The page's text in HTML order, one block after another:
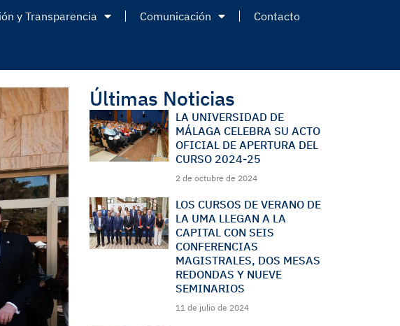
y Transparencia Comunicación Contacto
Últimas Noticias
LA UNIVERSIDAD DE
MÁLAGA CELEBRA SU ACTO
OFICIAL DE APERTURA DEL
CURSO 2024-25
2 de octubre de 2024
LOS CURSOS DE VERANO DE
LA UMA LLEGAN A LA
CAPITAL CON SEIS
CONFERENCIAS
MAGISTRALES, DOS MESAS
REDONDAS Y NUEVE
SEMINARIOS
11 de julio de 2024